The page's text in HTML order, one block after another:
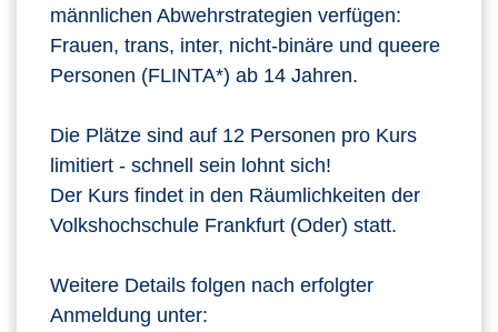
männlichen Abwehrstrategien verfügen:
Frauen, trans, inter, nicht-binäre und queere
Personen (FLINTA*) ab 14 Jahren.
Die Plätze sind auf 12 Personen pro Kurs
limitiert - schnell sein lohnt sich!
Der Kurs findet in den Räumlichkeiten der
Volkshochschule Frankfurt (Oder) statt.
Weitere Details folgen nach erfolgter
Anmeldung unter: